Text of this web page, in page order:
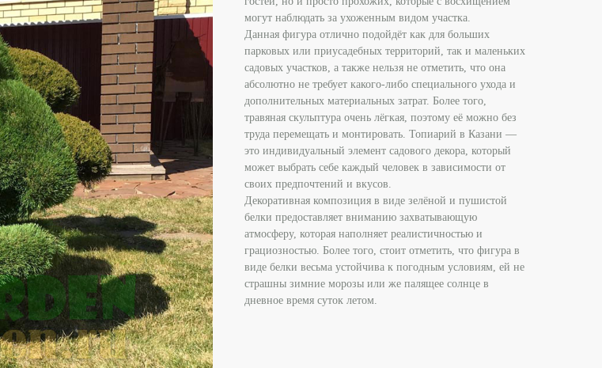
могут наблюдать за ухоженным видом участка.
Данная фигура отлично подойдёт как для больших
парковых или приусадебных территорий, так и маленьких
садовых участков, а также нельзя не отметить, что она
абсолютно не требует какого-либо специального ухода и
дополнительных материальных затрат. Более того,
травяная скульптура очень лёгкая, поэтому её можно без
труда перемещать и монтировать. Топиарий в Казани —
это индивидуальный элемент садового декора, который
может выбрать себе каждый человек в зависимости от
своих предпочтений и вкусов.
Декоративная композиция в виде зелёной и пушистой
белки предоставляет вниманию захватывающую
атмосферу, которая наполняет реалистичностью и
грациозностью. Более того, стоит отметить, что фигура в
виде белки весьма устойчива к погодным условиям, ей не
страшны зимние морозы или же палящее солнце в
дневное время суток летом.